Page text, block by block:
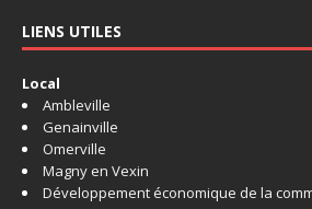
LIENS UTILES
Local
Ambleville
Genainville
Omerville
Magny en Vexin
Développement économique de la